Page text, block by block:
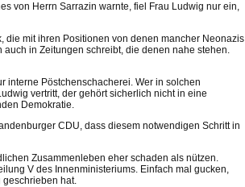
von Herrn Sarrazin warnte, fiel Frau Ludwig nur ein,
die mit ihren Positionen von denen mancher Neonazis
in Zeitungen schreibt, die denen nahe stehen.
interne Pöstchenschacherei. Wer in solchen
vertritt, der gehört sicherlich nicht in eine
Demokratie.
CDU, dass diesem notwendigen Schritt in
Zusammenleben eher schaden als nützen.
V des Innenministeriums. Einfach mal gucken,
geschrieben hat.